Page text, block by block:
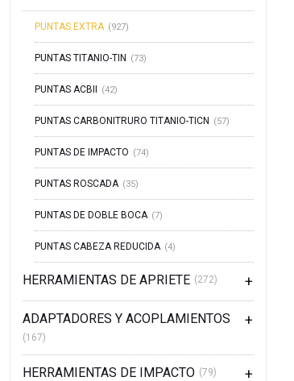
PUNTAS EXTRA (927)
PUNTAS TITANIO-TIN (73)
PUNTAS ACBII (42)
PUNTAS CARBONITRURO TITANIO-TICN (57)
PUNTAS DE IMPACTO (74)
PUNTAS ROSCADA (35)
PUNTAS DE DOBLE BOCA (7)
PUNTAS CABEZA REDUCIDA (4)
HERRAMIENTAS DE APRIETE (272)
ADAPTADORES Y ACOPLAMIENTOS
(167)
HERRAMIENTAS DE IMPACTO (79)